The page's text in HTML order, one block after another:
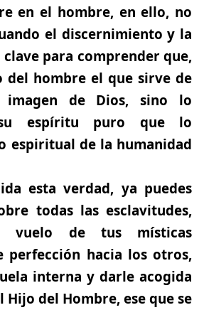
en el hombre, en ello, no
el discernimiento y la
para comprender que,
del hombre el que sirve de
de Dios, sino lo
espíritu puro que lo
espiritual de la humanidad
esta verdad, ya puedes
todas las esclavitudes,
vuelo de tus místicas
perfección hacia los otros,
interna y darle acogida
Hijo del Hombre, ese que se